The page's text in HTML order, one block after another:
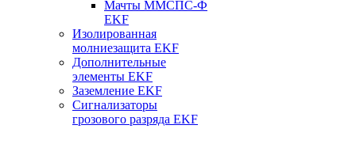
Мачты ММСПС-Ф
EKF
Изолированная
молниезащита EKF
Дополнительные
элементы EKF
Заземление EKF
Сигнализаторы
грозового разряда EKF